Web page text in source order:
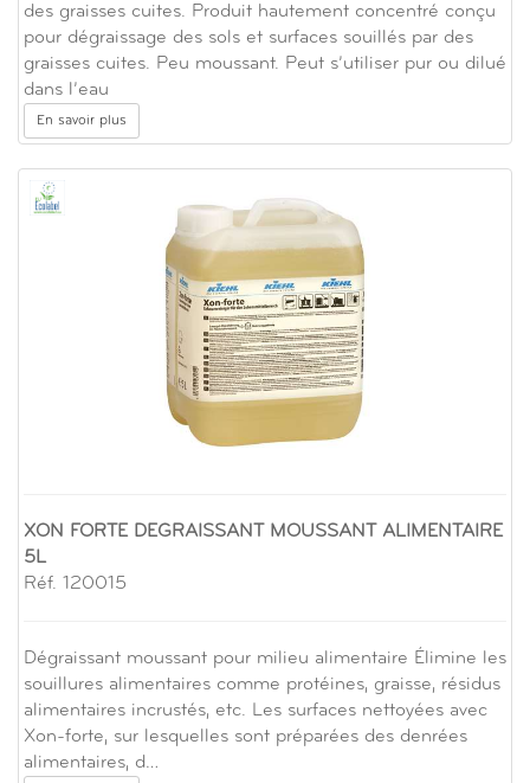
des graisses cuites. Produit hautement concentré conçu
pour dégraissage des sols et surfaces souillés par des
graisses cuites. Peu moussant. Peut s’utiliser pur ou dilué
dans l’eau
En savoir plus
XON FORTE DEGRAISSANT MOUSSANT ALIMENTAIRE
5L
Réf. 120015
Dégraissant moussant pour milieu alimentaire Élimine les
souillures alimentaires comme protéines, graisse, résidus
alimentaires incrustés, etc. Les surfaces nettoyées avec
Xon-forte, sur lesquelles sont préparées des denrées
alimentaires, d…